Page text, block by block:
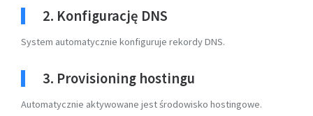
2. Konfigurację DNS
System automatycznie konfiguruje rekordy DNS.
3. Provisioning hostingu
Automatycznie aktywowane jest środowisko hostingowe.